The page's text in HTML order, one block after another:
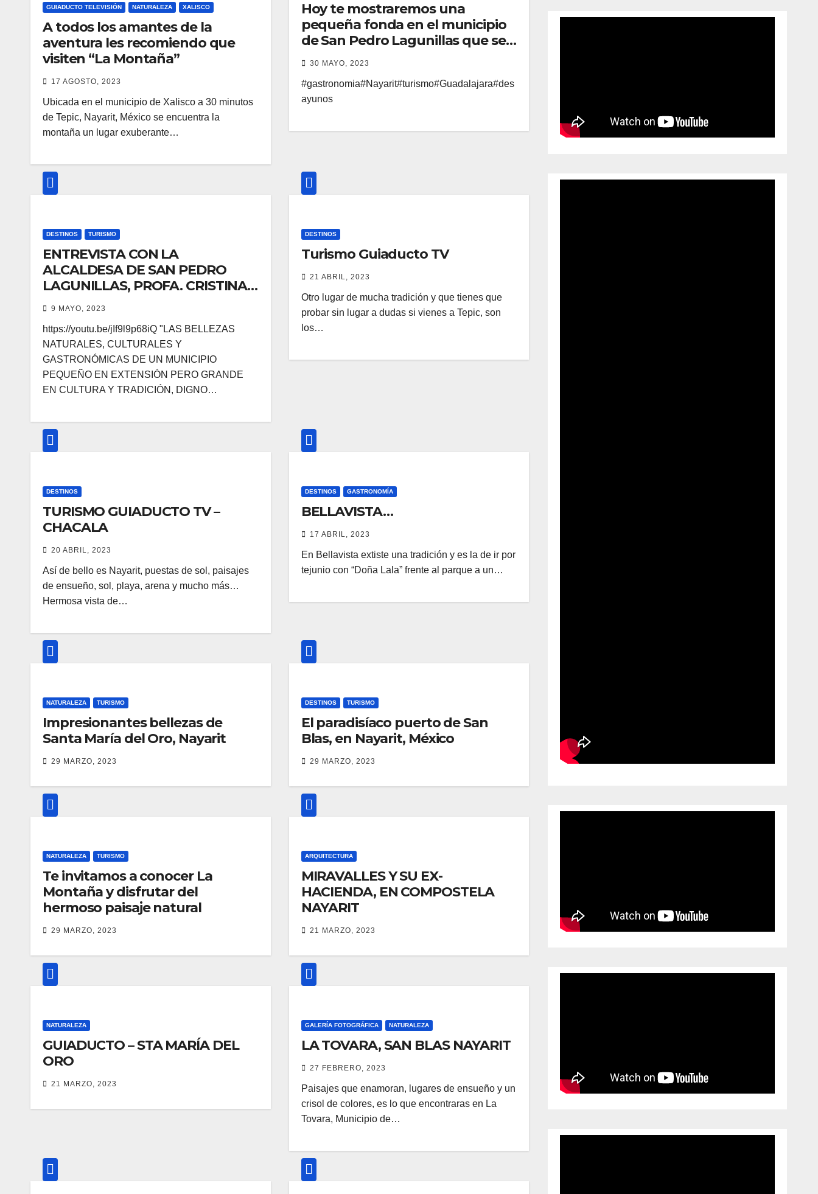
GUIADUCTO TELEVISIÓN NATURALEZA XALISCO
A todos los amantes de la
aventura les recomiendo que
visiten “La Montaña”
17 AGOSTO, 2023
Ubicada en el municipio de Xalisco a 30 minutos
de Tepic, Nayarit, México se encuentra la
montaña un lugar exuberante…
Hoy te mostraremos una
pequeña fonda en el municipio
de San Pedro Lagunillas que se
llama “Loncheria Faby” te
invitamos a conocerla.
30 MAYO, 2023
#gastronomia#Nayarit#turismo#Guadalajara#des
ayunos
DESTINOS TURISMO
ENTREVISTA CON LA
ALCALDESA DE SAN PEDRO
LAGUNILLAS, PROFA. CRISTINA
CORONADO
9 MAYO, 2023
https://youtu.be/jIf9l9p68iQ "LAS BELLEZAS
NATURALES, CULTURALES Y
GASTRONÓMICAS DE UN MUNICIPIO
PEQUEÑO EN EXTENSIÓN PERO GRANDE
EN CULTURA Y TRADICIÓN, DIGNO…
DESTINOS
Turismo Guiaducto TV
21 ABRIL, 2023
Otro lugar de mucha tradición y que tienes que
probar sin lugar a dudas si vienes a Tepic, son
los…
DESTINOS
TURISMO GUIADUCTO TV –
CHACALA
20 ABRIL, 2023
Así de bello es Nayarit, puestas de sol, paisajes
de ensueño, sol, playa, arena y mucho más…
Hermosa vista de…
DESTINOS GASTRONOMÍA
BELLAVISTA…
17 ABRIL, 2023
En Bellavista extiste una tradición y es la de ir por
tejunio con “Doña Lala” frente al parque a un…
NATURALEZA TURISMO
Impresionantes bellezas de
Santa María del Oro, Nayarit
29 MARZO, 2023
DESTINOS TURISMO
El paradisíaco puerto de San
Blas, en Nayarit, México
29 MARZO, 2023
NATURALEZA TURISMO
Te invitamos a conocer La
Montaña y disfrutar del
hermoso paisaje natural
29 MARZO, 2023
ARQUITECTURA
MIRAVALLES Y SU EX-
HACIENDA, EN COMPOSTELA
NAYARIT
21 MARZO, 2023
NATURALEZA
GUIADUCTO – STA MARÍA DEL
ORO
21 MARZO, 2023
GALERÍA FOTOGRÁFICA NATURALEZA
LA TOVARA, SAN BLAS NAYARIT
27 FEBRERO, 2023
Paisajes que enamoran, lugares de ensueño y un
crisol de colores, es lo que encontraras en La
Tovara, Municipio de…